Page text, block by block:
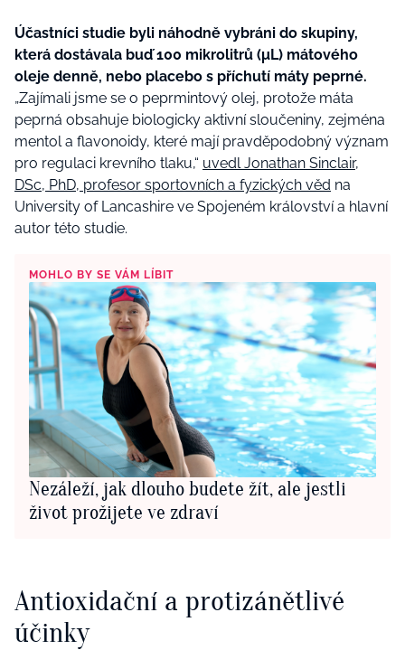
Účastníci studie byli náhodně vybráni do skupiny,
která dostávala buď 100 mikrolitrů (μL) mátového
oleje denně, nebo placebo s příchutí máty peprné.
„Zajímali jsme se o peprmintový olej, protože máta
peprná obsahuje biologicky aktivní sloučeniny, zejména
mentol a flavonoidy, které mají pravděpodobný význam
pro regulaci krevního tlaku,“ uvedl Jonathan Sinclair,
DSc, PhD, profesor sportovních a fyzických věd na
University of Lancashire ve Spojeném království a hlavní
autor této studie.
MOHLO BY SE VÁM LÍBIT
Nezáleží, jak dlouho budete žít, ale jestli
život prožijete ve zdraví
Antioxidační a protizánětlivé
účinky